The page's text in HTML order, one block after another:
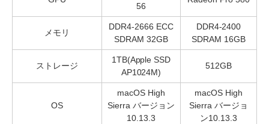
56
メモリ
DDR4-2666 ECC
SDRAM 32GB
DDR4-2400
SDRAM 16GB
ストレージ
1TB(Apple SSD
AP1024M)
512GB
OS
macOS High
Sierra バージョン
10.13.3
macOS High
Sierra バージョ
ン10.13.3